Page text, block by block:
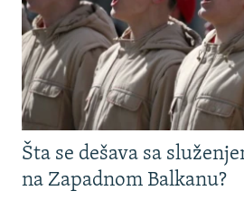
Šta se dešava sa
na Zapadnom Balkanu?